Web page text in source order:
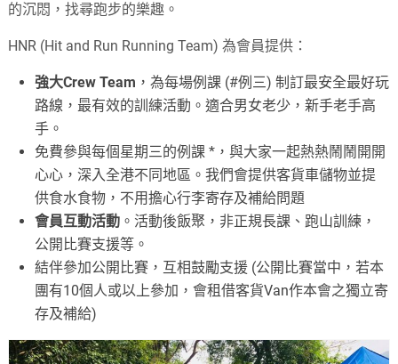
的沉悶，找尋跑步的樂趣。
HNR (Hit and Run Running Team) 為會員提供：
強大Crew Team ，為每場例課 (#例三) 制訂最安全最好玩
路線，最有效的訓練活動。適合男女老少，新手老手高
手。
免費參與每個星期三的例課 *，與大家一起熱熱鬧鬧開開
心心，深入全港不同地區。我們會提供客貨車儲物並提
供食水食物，不用擔心行李寄存及補給問題
會員互動活動 。活動後飯聚，非正規長課、跑山訓練，
公開比賽支援等。
結伴參加公開比賽，互相鼓勵支援 (公開比賽當中，若本
團有10個人或以上參加，會租借客貨Van作本會之獨立寄
存及補給)